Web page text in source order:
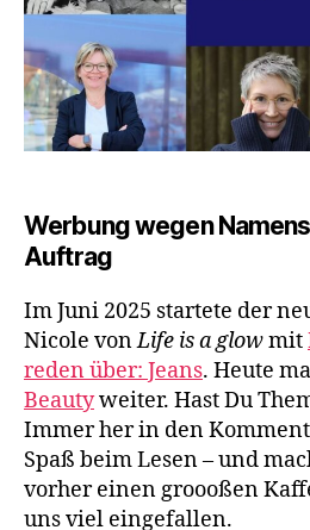
Werbung wegen
Auftrag
Im Juni 2025 startete der
Nicole vonLife is a glowmit
reden über: Jeans. Heute
Beautyweiter. Hast Du
Immer her in den
Spaß beim Lesen – und
vorher einen groooßen
uns viel eingefallen.